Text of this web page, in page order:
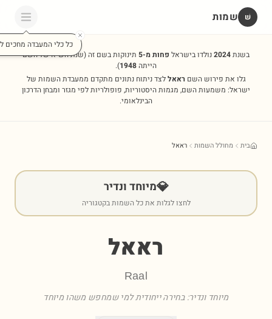
שׁ שמות
כל כלי המעבדה מחכים
בשנת2024נולדו בישראל פחות מ-5 תינוקות בשם זה(שנת השיא של השם
הייתה1948
).
גלו את פירוש השםראאללצד ניתוח נתונים מתקדם ממעבדת השמות של
ישראל: משמעות השם, מגמות היסטוריות, פופולריות לפי מגזר ומבחן הדרכון
הבינלאומי.
בית מחולל השמות ראאל
💎מיוחד ונדיר
לחצו לגלות את כל השמות בקטגוריה
ראאל
Raal
מיוחד ונדיר: בחירה ייחודית למי שמחפש משהו מיוחד